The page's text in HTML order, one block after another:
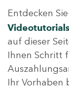
Entdecken
Videotutorials
auf dieser
Ihnen Schritt
Ihr Vorhaben